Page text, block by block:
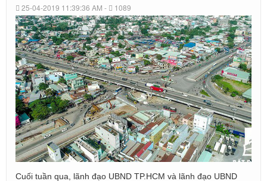
25-04-2019 11:39:36 AM - 1089
Cuối tuần qua, lãnh đạo UBND TP.HCM và lãnh đạo UBND